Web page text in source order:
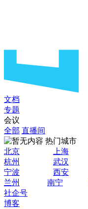
文档
专题
会议
全部 直播间
热门城市
北京
上海
杭州
武汉
宁波
西安
兰州
南宁
社企号
博客